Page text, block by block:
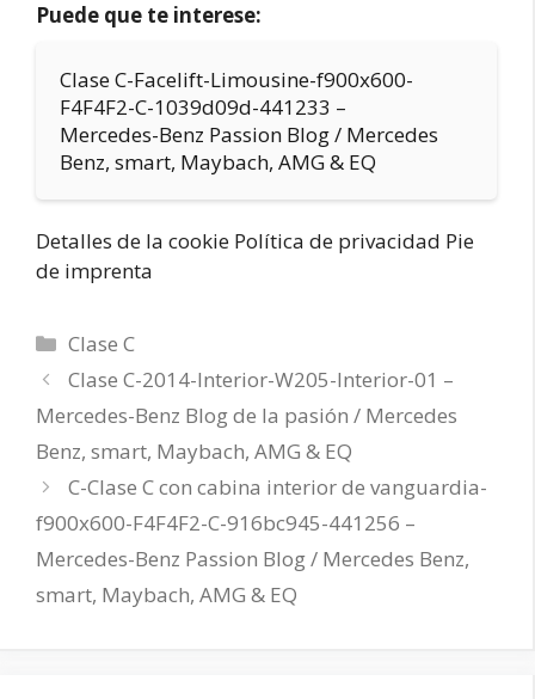
Puede que te interese:
Clase C-Facelift-Limousine-f900x600-
F4F4F2-C-1039d09d-441233 –
Mercedes-Benz Passion Blog / Mercedes
Benz, smart, Maybach, AMG & EQ
Detalles de la cookie Política de privacidad Pie
de imprenta
Categorías
Clase C
Clase C-2014-Interior-W205-Interior-01 –
Mercedes-Benz Blog de la pasión / Mercedes
Benz, smart, Maybach, AMG & EQ
C-Clase C con cabina interior de vanguardia-
f900x600-F4F4F2-C-916bc945-441256 –
Mercedes-Benz Passion Blog / Mercedes Benz,
smart, Maybach, AMG & EQ